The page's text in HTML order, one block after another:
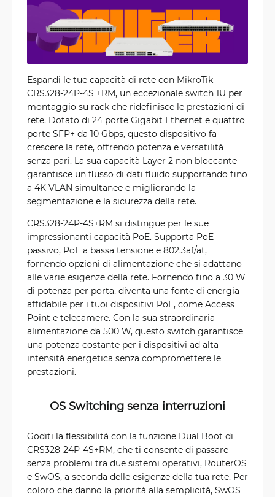
Espandi le tue capacità di rete con MikroTik
CRS328-24P-4S +RM, un eccezionale switch 1U per
montaggio su rack che ridefinisce le prestazioni di
rete. Dotato di 24 porte Gigabit Ethernet e quattro
porte SFP+ da 10 Gbps, questo dispositivo fa
crescere la rete, offrendo potenza e versatilità
senza pari. La sua capacità Layer 2 non bloccante
garantisce un flusso di dati fluido supportando fino
a 4K VLAN simultanee e migliorando la
segmentazione e la sicurezza della rete.
CRS328-24P-4S+RM si distingue per le sue
impressionanti capacità PoE. Supporta PoE
passivo, PoE a bassa tensione e 802.3af/at,
fornendo opzioni di alimentazione che si adattano
alle varie esigenze della rete. Fornendo fino a 30 W
di potenza per porta, diventa una fonte di energia
affidabile per i tuoi dispositivi PoE, come Access
Point e telecamere. Con la sua straordinaria
alimentazione da 500 W, questo switch garantisce
una potenza costante per i dispositivi ad alta
intensità energetica senza compromettere le
prestazioni.
OS Switching senza interruzioni
Goditi la flessibilità con la funzione Dual Boot di
CRS328-24P-4S+RM, che ti consente di passare
senza problemi tra due sistemi operativi, RouterOS
e SwOS, a seconda delle esigenze della tua rete. Per
coloro che danno la priorità alla semplicità, SwOS